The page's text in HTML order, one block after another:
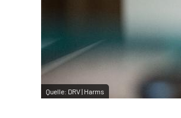
Quelle: DRV | Harms